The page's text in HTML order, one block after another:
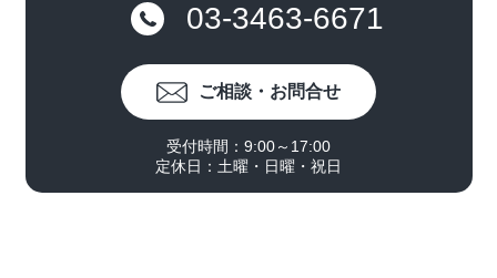
03-3463-6671
ご相談・お問合せ
受付時間：9:00～17:00
定休日：土曜・日曜・祝日